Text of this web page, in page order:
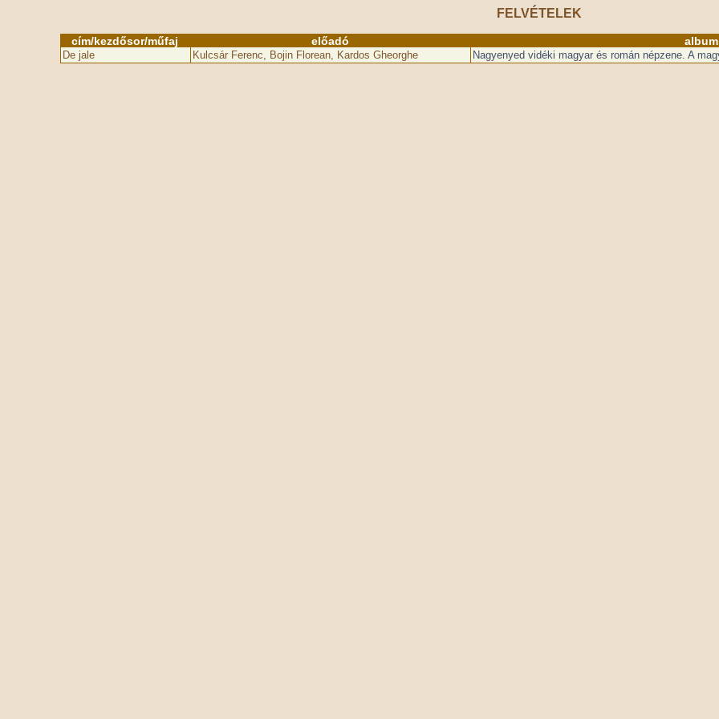
FELVÉTELEK
cím/kezdősor/műfaj előadó
De jale Kulcsár Ferenc, Bojin Florean, Kardos Gheorghe Nagyenyed vidéki magyar és román népzene. A